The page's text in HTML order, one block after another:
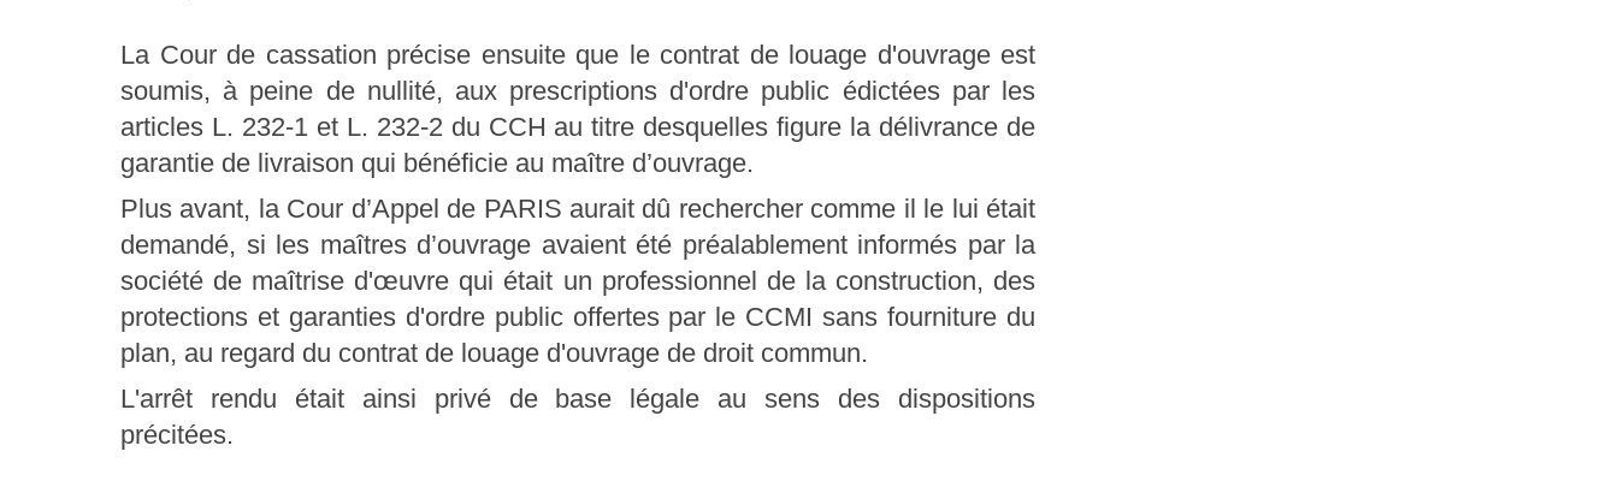
La Cour de cassation précise ensuite que le contrat de louage d'ouvrage est
soumis, à peine de nullité, aux prescriptions d'ordre public édictées par les
articles L. 232-1 et L. 232-2 du CCH au titre desquelles figure la délivrance de
garantie de livraison qui bénéficie au maître d’ouvrage.
Plus avant, la Cour d’Appel de PARIS aurait dû rechercher comme il le lui était
demandé, si les maîtres d’ouvrage avaient été préalablement informés par la
société de maîtrise d'œuvre qui était un professionnel de la construction, des
protections et garanties d'ordre public offertes par le CCMI sans fourniture du
plan, au regard du contrat de louage d'ouvrage de droit commun.
L'arrêt rendu était ainsi privé de base légale au sens des dispositions
précitées.